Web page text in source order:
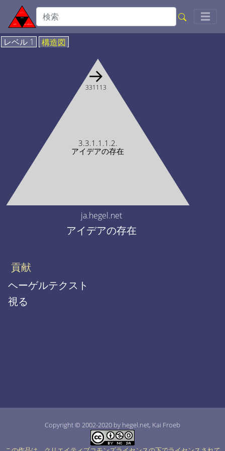
☰
レベル 1 構造図
3.3.1.1.1.2.
アイデアの存在
→
331113
ja.hegel.net
アイデアの存在
貢献
ヘーゲルテクスト
視る
Copyright © 2002-2020 by hegel.net, Kai Froeb